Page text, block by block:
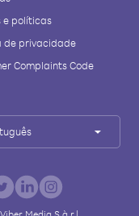
e políticas
de privacidade
Complaints Code